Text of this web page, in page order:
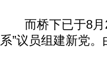
而桥下已于8月
系”议员组建新党